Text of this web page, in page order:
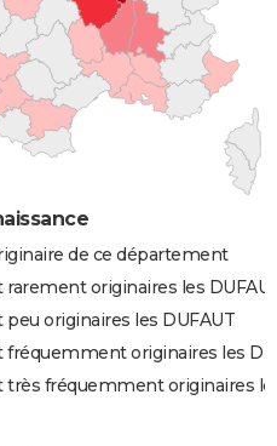
de ce département
originaires les
originaires les DUFAUT
originaires les
fréquemment originaires